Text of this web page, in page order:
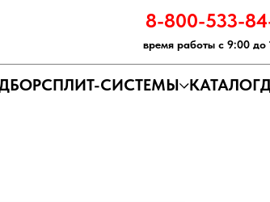
8-800-533-
время работы с 9:00 до
СПЛИТ-СИСТЕМЫ КАТАЛОГ